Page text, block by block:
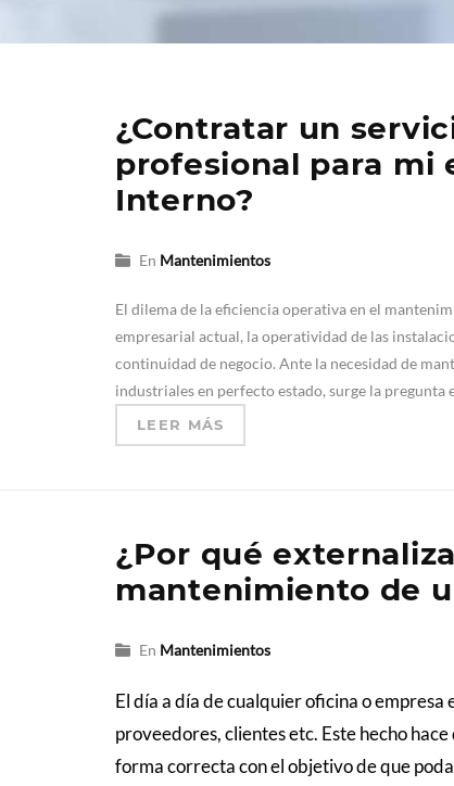
¿Contratar un
profesional para mi
Interno?
En Mantenimientos
El dilema de la eficiencia operativa en el
empresarial actual, la operatividad de las
continuidad de negocio. Ante la necesidad de
industriales en perfecto estado, surge la pregunta
LEER MÁS
¿Por qué
mantenimiento de
En Mantenimientos
El día a día de cualquier oficina o
proveedores, clientes etc. Este hecho
forma correcta con el objetivo de que